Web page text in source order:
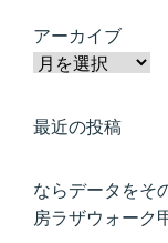
アーカイブ
最近の投稿
ならデータをそ
房ラザウォーク